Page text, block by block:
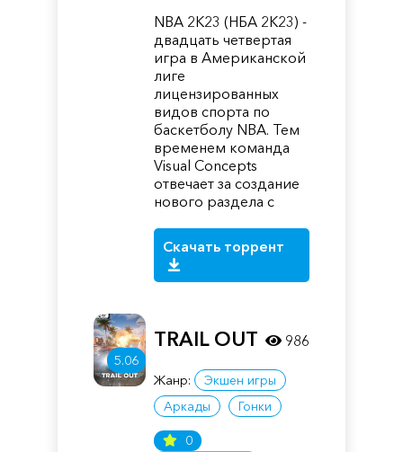
NBA 2K23 (НБА 2К23) -
двадцать четвертая
игра в Американской
лиге
лицензированных
видов спорта по
баскетболу NBA. Тем
временем команда
Visual Concepts
отвечает за создание
нового раздела с
Скачать торрент
5.06
TRAIL OUT
Жанр:
Экшен игры
Аркады
Гонки
0
986